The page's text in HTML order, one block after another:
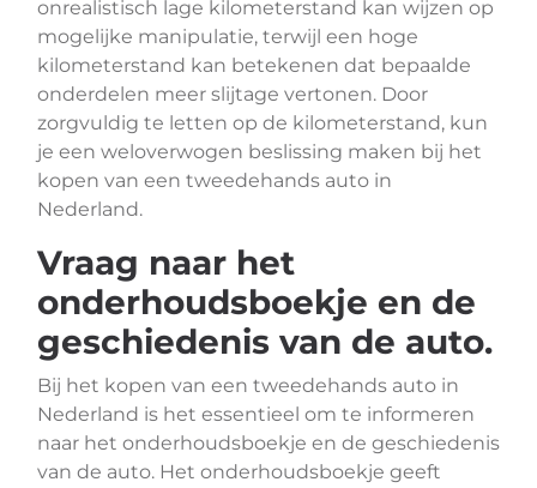
onrealistisch lage kilometerstand kan wijzen op
mogelijke manipulatie, terwijl een hoge
kilometerstand kan betekenen dat bepaalde
onderdelen meer slijtage vertonen. Door
zorgvuldig te letten op de kilometerstand, kun
je een weloverwogen beslissing maken bij het
kopen van een tweedehands auto in
Nederland.
Vraag naar het
onderhoudsboekje en de
geschiedenis van de auto.
Bij het kopen van een tweedehands auto in
Nederland is het essentieel om te informeren
naar het onderhoudsboekje en de geschiedenis
van de auto. Het onderhoudsboekje geeft